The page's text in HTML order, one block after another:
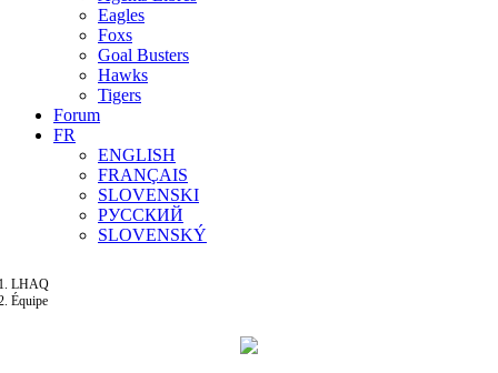
Eagles
Foxs
Goal Busters
Hawks
Tigers
Forum
FR
ENGLISH
FRANÇAIS
SLOVENSKI
РУССКИЙ
SLOVENSKÝ
LHAQ
Équipe